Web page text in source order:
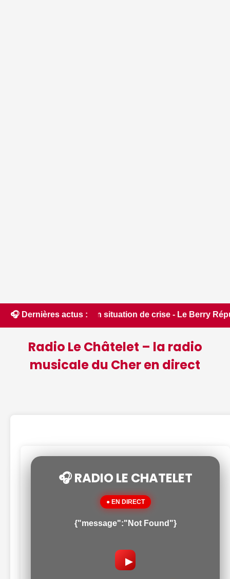
🎧 Dernières actus :
situation de crise - Le Berry Républicain • 📰
Radio Le Châtelet – la radio
musicale du Cher en direct
🎧 RADIO LE CHATELET
● EN DIRECT
{"message":"Not Found"}
▶